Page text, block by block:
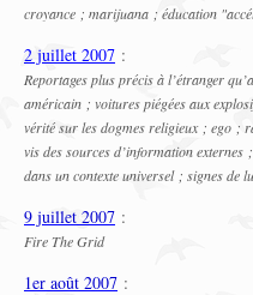
croyance ; marijuana ; éducation
2 juillet 2007 :
Reportages plus précis à l’étranger
américain ; voitures piégées aux
vérité sur les dogmes religieux ; ego ;
vis des sources d’information
dans un contexte universel ; signes de
9 juillet 2007 :
Fire The Grid
1er août 2007 :